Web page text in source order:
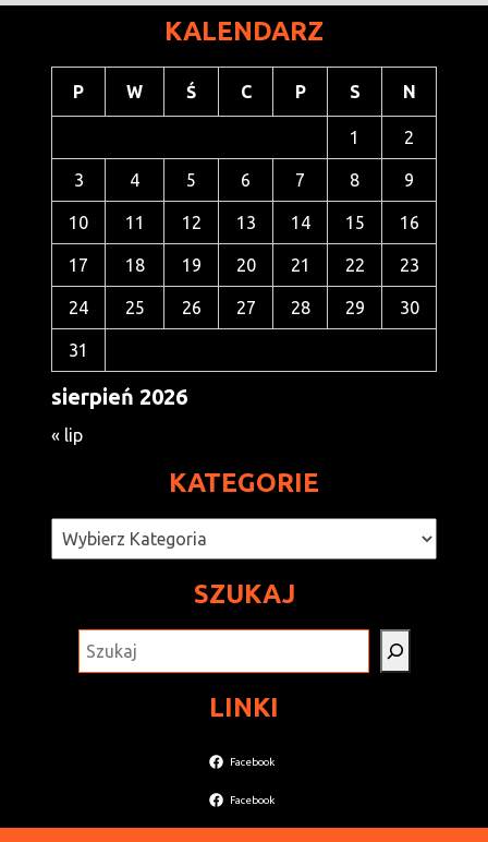
KALENDARZ
sierpień 2026
P W Ś C P S N
1 2
3 4 5 6 7 8 9
10 11 12 13 14 15 16
17 18 19 20 21 22 23
24 25 26 27 28 29 30
31
« lip
KATEGORIE
Kategorie
SZUKAJ
LINKI
Facebook
Facebook